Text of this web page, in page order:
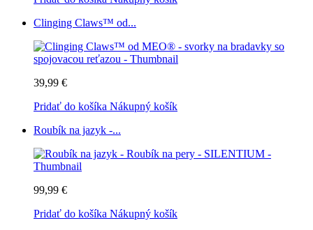
Clinging Claws™ od...
39,99 €
Pridať do košíka Nákupný košík
Roubík na jazyk -...
99,99 €
Pridať do košíka Nákupný košík